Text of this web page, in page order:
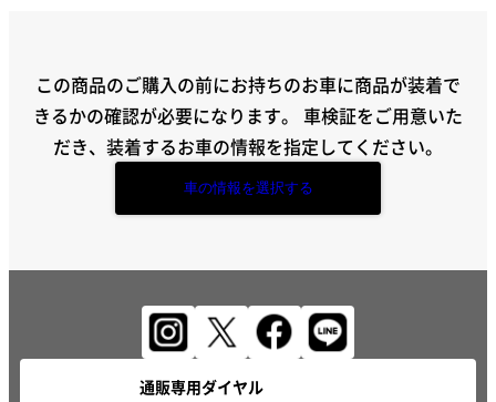
この商品のご購入の前にお持ちのお車に商品が装着で
きるかの確認が必要になります。 車検証をご用意いた
だき、装着するお車の情報を指定してください。
車の情報を選択する
通販専用ダイヤル